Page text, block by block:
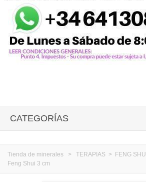
CATEGORÍAS
Tienda de minerales > TERAPIAS > FENG SHUI
Feng Shui 3 cm